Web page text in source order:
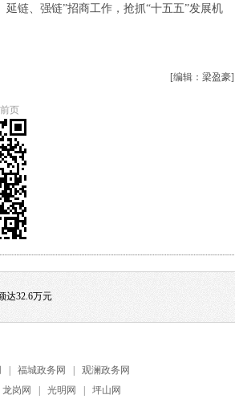
链、强链”招商工作，抢抓“十五五”发展机
[编辑：梁盈豪]
页
达32.6万元
| 福城政务网 |
观澜政务网
龙岗网 | 光明网 | 坪山网